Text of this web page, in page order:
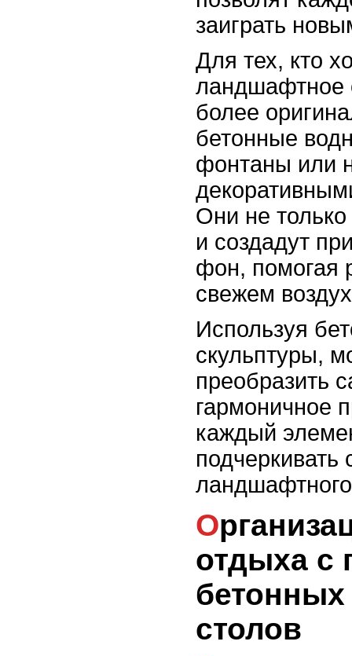
заиграть
Для тех, кто
более
бетонные
фонтаны или
Они не только
и создадут
фон, помогая
свежем
Используя
скульптуры,
преобразить
гармоничное
каждый
Организация зон
отдыха
бетонных
столов